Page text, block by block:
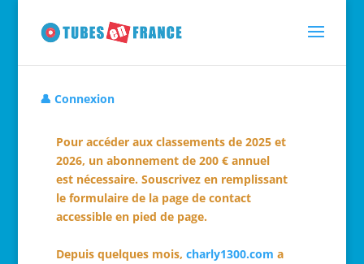
👤 Connexion
Pour accéder aux classements de 2025 et
2026, un abonnement de 200 € annuel
est nécessaire. Souscrivez en remplissant
le formulaire de la page de contact
accessible en pied de page.
Depuis quelques mois, charly1300.com a